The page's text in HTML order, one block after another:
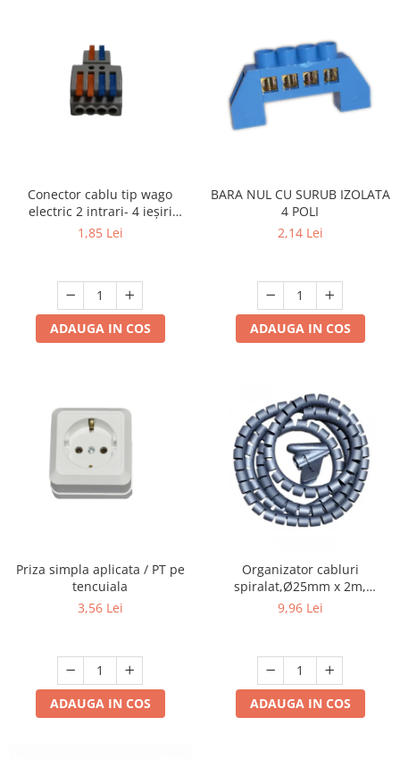
Conector cablu tip wago
electric 2 intrari- 4 ieșiri
.Reglete 2 intrari 4 ieșiri
1,85 Lei
ADAUGA IN COS
BARA NUL CU SURUB IZOLATA
4 POLI
2,14 Lei
ADAUGA IN COS
Priza simpla aplicata / PT pe
tencuiala
3,56 Lei
ADAUGA IN COS
Organizator cabluri
spiralat,Ø25mm x 2m,
gri,protectie birou
9,96 Lei
ADAUGA IN COS